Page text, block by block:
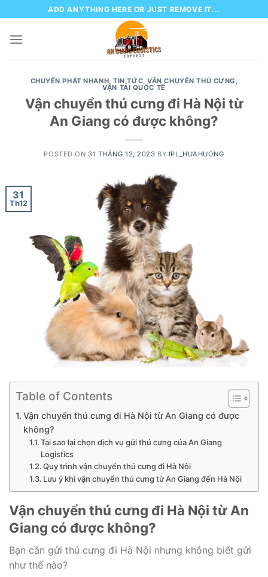
to
content
ADD ANYTHING HERE OR JUST REMOVE IT...
CHUYỂN PHÁT NHANH,TIN TỨC,VẬN CHUYỂN THÚ CƯNG ,
VẬN TẢI QUỐC TẾ
Vận chuyển thú cưng đi Hà Nội từ
An Giang có được không?
POSTED ON 31 THÁNG 12, 2023 BY IPL_HUAHUONG
31
Th12
Table of Contents
Vận chuyển thú cưng đi Hà Nội từ An Giang có được
không?
Tại sao lại chọn dịch vụ gửi thú cưng của An Giang
Logistics
Quy trình vận chuyển thú cưng đi Hà Nội
Lưu ý khi vận chuyển thú cưng từ An Giang đến Hà Nội
Vận chuyển thú cưng đi Hà Nội từ An
Giang có được không?
Bạn cần gửi thú cưng đi Hà Nội nhưng không biết gửi
như thế nào?